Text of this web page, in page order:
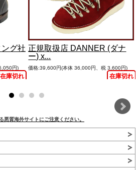
グ社
円)
在庫切れ
正規取扱店 DANNER (ダナ
ー) x...
価格:39,600円(本体 36,000円、税 3,600円)
在庫切れ
悪質海外サイトにご注意ください。